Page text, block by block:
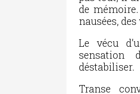
de
nausées,
Le vécu
sensation
déstabiliser.
Transe